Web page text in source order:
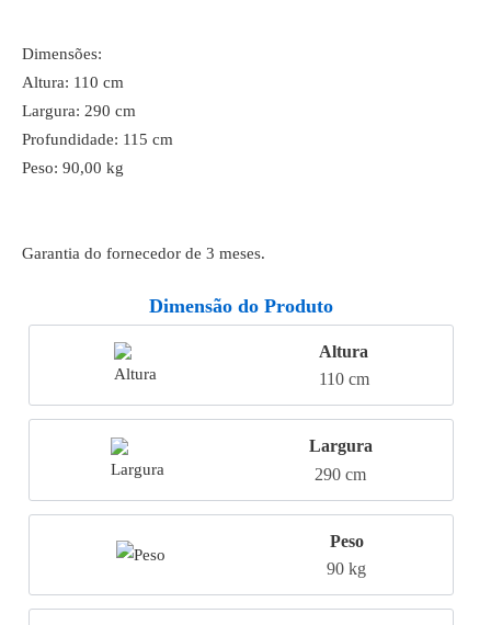
Dimensões:
Altura: 110 cm
Largura: 290 cm
Profundidade: 115 cm
Peso: 90,00 kg
Garantia do fornecedor de 3 meses.
Dimensão do Produto
Altura
110 cm
Largura
290 cm
Peso
90 kg